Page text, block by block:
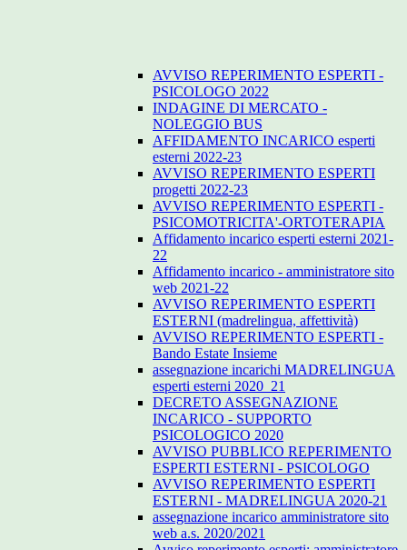
AVVISO REPERIMENTO ESPERTI -
PSICOLOGO 2022
INDAGINE DI MERCATO -
NOLEGGIO BUS
AFFIDAMENTO INCARICO esperti
esterni 2022-23
AVVISO REPERIMENTO ESPERTI
progetti 2022-23
AVVISO REPERIMENTO ESPERTI -
PSICOMOTRICITA'-ORTOTERAPIA
Affidamento incarico esperti esterni 2021-
22
Affidamento incarico - amministratore sito
web 2021-22
AVVISO REPERIMENTO ESPERTI
ESTERNI (madrelingua, affettività)
AVVISO REPERIMENTO ESPERTI -
Bando Estate Insieme
assegnazione incarichi MADRELINGUA
esperti esterni 2020_21
DECRETO ASSEGNAZIONE
INCARICO - SUPPORTO
PSICOLOGICO 2020
AVVISO PUBBLICO REPERIMENTO
ESPERTI ESTERNI - PSICOLOGO
AVVISO REPERIMENTO ESPERTI
ESTERNI - MADRELINGUA 2020-21
assegnazione incarico amministratore sito
web a.s. 2020/2021